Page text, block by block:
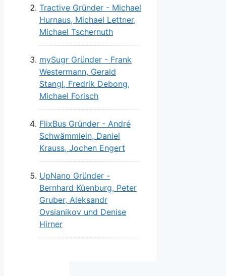
Tractive Gründer - Michael
Hurnaus, Michael Lettner,
Michael Tschernuth
mySugr Gründer - Frank
Westermann, Gerald
Stangl, Fredrik Debong,
Michael Forisch
FlixBus Gründer - André
Schwämmlein, Daniel
Krauss, Jochen Engert
UpNano Gründer -
Bernhard Küenburg, Peter
Gruber, Aleksandr
Ovsianikov und Denise
Hirner